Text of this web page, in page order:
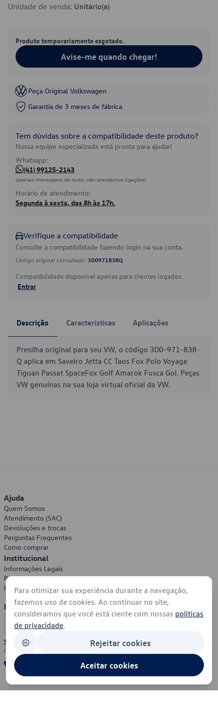
Unidade de venda: Unitário(a)
Produto temporariamente esgotado.
Avise-me quando chegar!
Peça Original Volkswagen
Garantia de 3 meses de fábrica
Tem dúvidas sobre a compatibilidade deste produto?
Nossa equipe especializada está pronta para ajudar!
Whatsapp:
(41) 99125-2143
(apenas mensagens de texto, não atendemos ligações)
Horário de atendimento:
Segunda à sexta, das 8h às 17h.
Verifique a compatibilidade
Consulte a compatibilidade fazendo login na sua conta.
Código original consultado: 3D0971838Q
Compatibilidade disponível apenas para clientes logados.
Entrar
Descrição Características Aplicações
Presilha original para seu VW, o código 3D0-971-838-
Q aplica em Saveiro Jetta CC Taos Fox Polo Voyage
Tiguan Passat SpaceFox Golf Amarok Fusca Gol. Peças
VW genuínas na sua loja virtual oficial da VW.
Ajuda
Quem Somos
Atendimento (SAC)
Devoluções e trocas
Perguntas Frequentes
Como comprar
Institucional
Informações Legais
Política de Privacidade
Política de Cookies
Formas de Pagamento
Segurança
Para otimizar sua experiência durante a navegação,
fazemos uso de cookies. Ao continuar no site,
consideramos que você está ciente com nossas políticas
de privacidade.
Rejeitar cookies
Aceitar cookies